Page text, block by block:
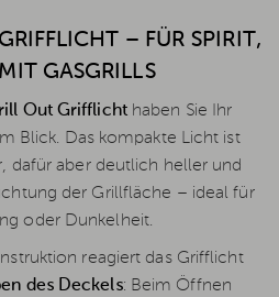
– FÜR SPIRIT,
GASGRILLS
Out Grifflichthaben Sie Ihr
Blick. Das kompakte Licht ist
dafür aber deutlich heller und
der Grillfläche – ideal für
oder Dunkelheit.
reagiert das Grifflicht
des Deckels: Beim Öffnen